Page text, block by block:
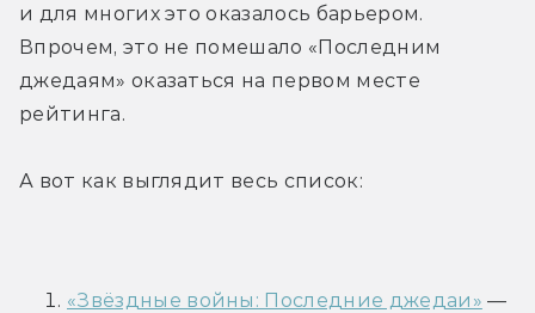
и для многих это оказалось барьером.
Впрочем, это не помешало «Последним
джедаям» оказаться на первом месте
рейтинга.
А вот как выглядит весь список:
«Звёздные войны: Последние джедаи» —